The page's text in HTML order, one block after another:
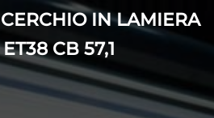
IN LAMIERA
CB 57,1